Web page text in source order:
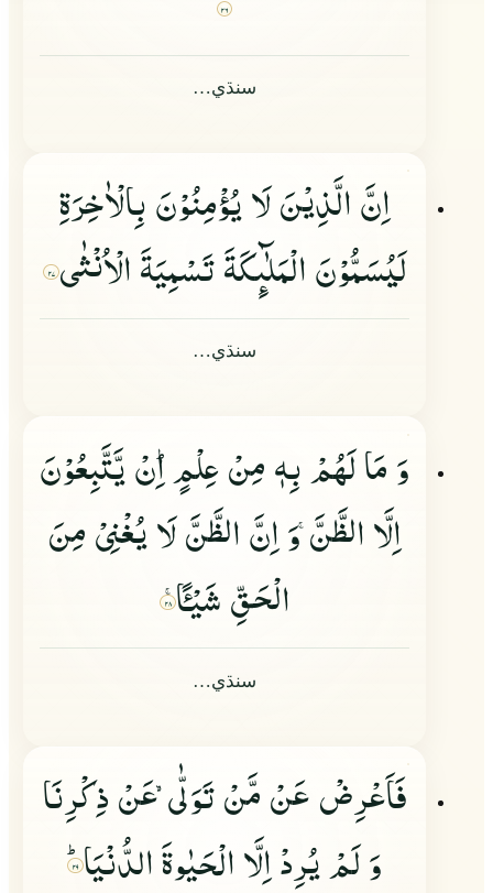
۲۶
سنڌي…
اِنَّ الَّذِیْنَ لَا یُؤْمِنُوْنَ بِالْاٰخِرَةِ
لَیُسَمُّوْنَ الْمَلٰٓىِٕكَةَ تَسْمِیَةَ الْاُنْثٰى ۲۷
سنڌي…
وَ مَا لَهُمْ بِهٖ مِنْ عِلْمٍ١ؕ اِنْ یَّتَّبِعُوْنَ
اِلَّا الظَّنَّوَ اِنَّ الظَّنَّ لَا یُغْنِیْ مِنَ
الْحَقِّ شَیْـًٔا ۲۸
سنڌي…
فَاَعْرِضْ عَنْ مَّنْ تَوَلّٰىعَنْ ذِكْرِنَا
وَ لَمْ یُرِدْ اِلَّا الْحَیٰوةَ الدُّنْیَاؕ ۲۹